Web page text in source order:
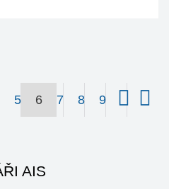
5 6 7 8 9
AIS